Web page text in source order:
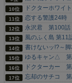
ドクターホワイ
恋する警護24時
永沢君 第100話
風のふく島 第11
書けないッ!?～
ゆるキャン△ 第
ドクターカー
忘却のサチコ